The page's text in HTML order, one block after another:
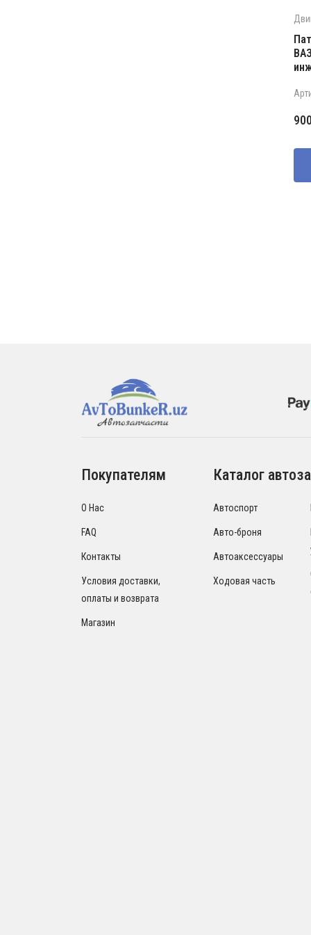
Покупателям
О Нас
FAQ
Контакты
Условия доставки,
оплаты и возврата
Магазин
Каталог
Автоспорт
Авто-броня
Автоаксессуары
Ходовая часть